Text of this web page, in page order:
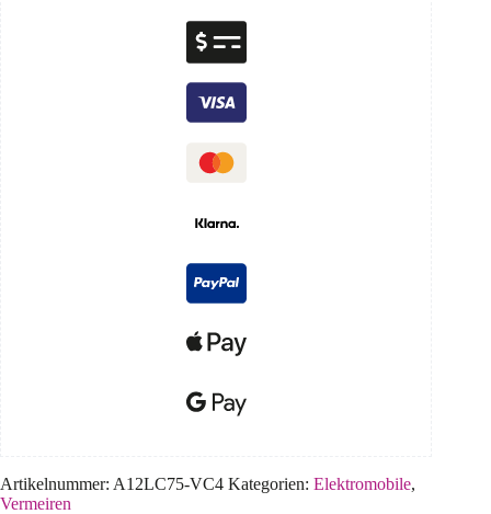
Artikelnummer: A12LC75-VC4 Kategorien: Elektromobile,
Vermeiren